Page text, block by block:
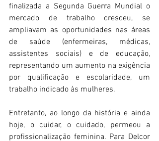
finalizada a Segunda Guerra Mundial o
mercado de trabalho cresceu, se
ampliavam as oportunidades nas áreas
de saúde (enfermeiras, médicas,
assistentes sociais) e de educação,
representando um aumento na exigência
por qualificação e escolaridade, um
trabalho indicado às mulheres.
Entretanto, ao longo da história e ainda
hoje, o cuidar, o cuidado, permeou a
profissionalização feminina. Para Delcor